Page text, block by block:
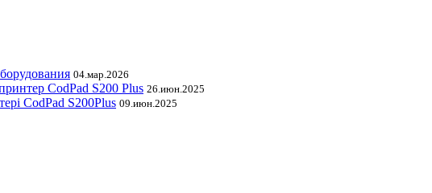
04.мар.2026
CodPad S200 Plus 26.июн.2025
CodPad S200Plus 09.июн.2025